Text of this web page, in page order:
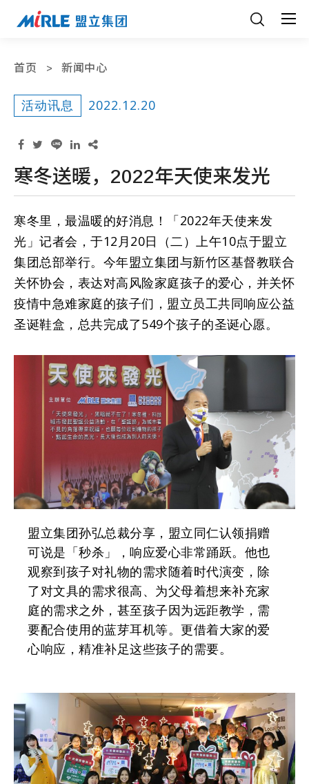
首页 新闻中心
活动讯息 2022.12.20
寒冬送暖，2022年天使来发光
寒冬里，最温暖的好消息！「2022年天使来发
光」记者会，于12月20日（二）上午10点于盟立
集团总部举行。今年盟立集团与新竹区基督教联合
关怀协会，表达对高风险家庭孩子的爱心，并关怀
疫情中急难家庭的孩子们，盟立员工共同响应公益
圣诞鞋盒，总共完成了549个孩子的圣诞心愿。
盟立集团孙弘总裁分享，盟立同仁认领捐赠
可说是「秒杀」，响应爱心非常踊跃。他也
观察到孩子对礼物的需求随着时代演变，除
了对文具的需求很高、为父母着想来补充家
庭的需求之外，甚至孩子因为远距教学，需
要配合使用的蓝芽耳机等。更借着大家的爱
心响应，精准补足这些孩子的需要。